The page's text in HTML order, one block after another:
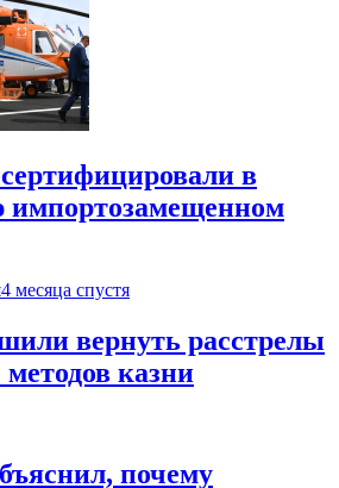
в
импортозамещенном
4 месяца спустя
вернуть расстрелы
методов казни
почему